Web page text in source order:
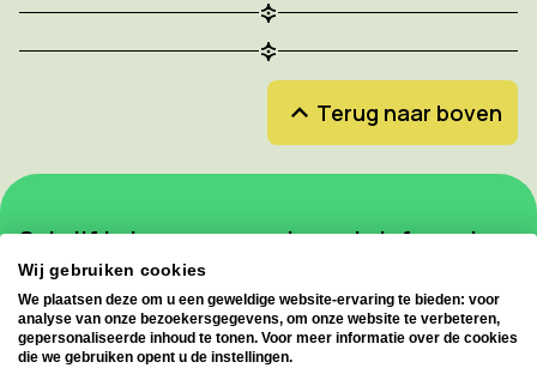
Terug naar boven
Schrijf je in voor onze nieuwsbrief en mis
geen enkele update!
Inschrijven voor de nieuwsbrief
Wij gebruiken cookies
We plaatsen deze om u een geweldige website-ervaring te bieden: voor
analyse van onze bezoekersgegevens, om onze website te verbeteren,
gepersonaliseerde inhoud te tonen. Voor meer informatie over de cookies
die we gebruiken opent u de instellingen.